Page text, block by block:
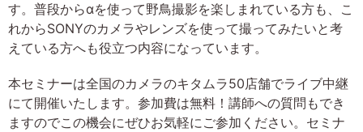
す。普段からαを使って野鳥撮影を楽しまれている方も、こ
れからSONYのカメラやレンズを使って撮ってみたいと考
えている方へも役立つ内容になっています。
本セミナーは全国のカメラのキタムラ50店舗でライブ中継
にて開催いたします。参加費は無料！講師への質問もでき
ますのでこの機会にぜひお気軽にご参加ください。セミナ